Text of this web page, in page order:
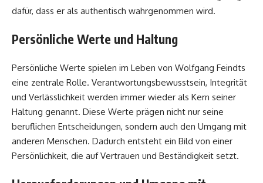
dafür, dass er als authentisch wahrgenommen wird.
Persönliche Werte und Haltung
Persönliche Werte spielen im Leben von Wolfgang Feindts
eine zentrale Rolle. Verantwortungsbewusstsein, Integrität
und Verlässlichkeit werden immer wieder als Kern seiner
Haltung genannt. Diese Werte prägen nicht nur seine
beruflichen Entscheidungen, sondern auch den Umgang mit
anderen Menschen. Dadurch entsteht ein Bild von einer
Persönlichkeit, die auf Vertrauen und Beständigkeit setzt.